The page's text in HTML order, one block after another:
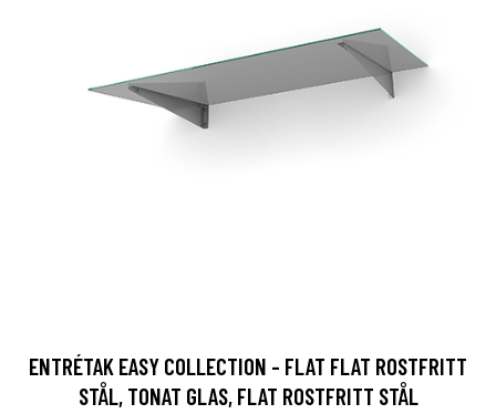
ENTRÉTAK EASY COLLECTION - FLAT FLAT ROSTFRITT
STÅL, TONAT GLAS, FLAT ROSTFRITT STÅL